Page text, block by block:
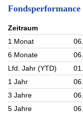
Fondsperformance
Zeitraum
1 Monat
6 Monate
Lfd. Jahr (YTD)
1 Jahr
3 Jahre
5 Jahre